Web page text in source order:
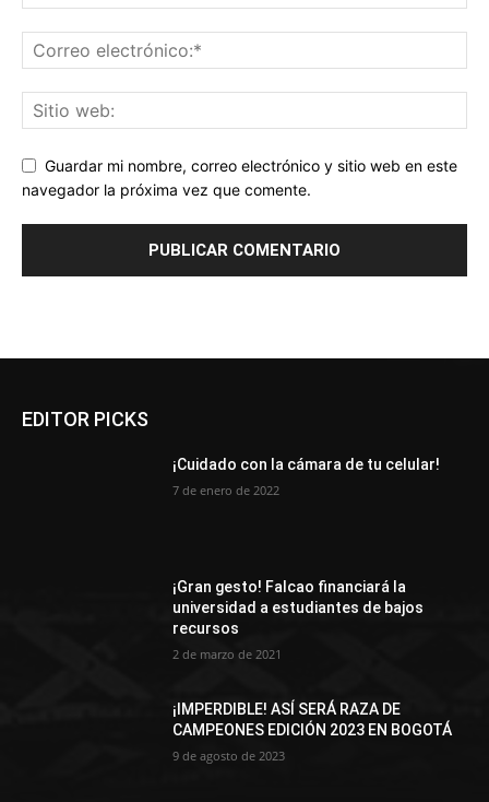
Guardar mi nombre, correo electrónico y sitio web en este
navegador la próxima vez que comente.
EDITOR PICKS
¡Cuidado con la cámara de tu celular!
7 de enero de 2022
¡Gran gesto! Falcao financiará la
universidad a estudiantes de bajos
recursos
2 de marzo de 2021
¡IMPERDIBLE! ASÍ SERÁ RAZA DE
CAMPEONES EDICIÓN 2023 EN BOGOTÁ
9 de agosto de 2023